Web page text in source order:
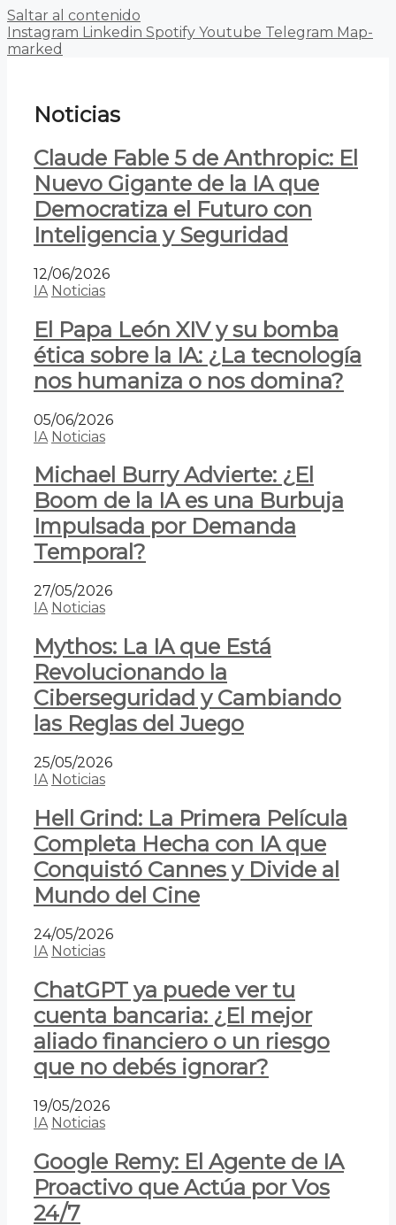
Saltar al contenido
Instagram Linkedin Spotify Youtube Telegram Map-
marked
Noticias
Claude Fable 5 de Anthropic: El
Nuevo Gigante de la IA que
Democratiza el Futuro con
Inteligencia y Seguridad
12/06/2026
IA Noticias
El Papa León XIV y su bomba
ética sobre la IA: ¿La tecnología
nos humaniza o nos domina?
05/06/2026
IA Noticias
Michael Burry Advierte: ¿El
Boom de la IA es una Burbuja
Impulsada por Demanda
Temporal?
27/05/2026
IA Noticias
Mythos: La IA que Está
Revolucionando la
Ciberseguridad y Cambiando
las Reglas del Juego
25/05/2026
IA Noticias
Hell Grind: La Primera Película
Completa Hecha con IA que
Conquistó Cannes y Divide al
Mundo del Cine
24/05/2026
IA Noticias
ChatGPT ya puede ver tu
cuenta bancaria: ¿El mejor
aliado financiero o un riesgo
que no debés ignorar?
19/05/2026
IA Noticias
Google Remy: El Agente de IA
Proactivo que Actúa por Vos
24/7